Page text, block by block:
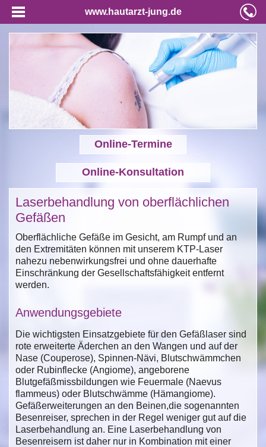
www.hautarzt-jung.de
Online-Termine
Online-Konsultation
Laserbehandlung von oberflächlichen
Gefäßen
Oberflächliche Gefäße im Gesicht, am Rumpf und an
den Extremitäten können mit unserem KTP-Laser
nahezu nebenwirkungsfrei und ohne dauerhafte
Einschränkung der Gesellschaftsfähigkeit entfernt
werden.
Anwendungsgebiete
Die wichtigsten Einsatzgebiete für den Gefäßlaser sind
rote erweiterte Äderchen an den Wangen und auf der
Nase (Couperose), Spinnen-Nävi, Blutschwämmchen
oder Rubinflecke (Angiome), angeborene
Blutgefäßmissbildungen wie Feuermale (Naevus
flammeus) oder Blutschwämme (Hämangiome).
Gefäßerweiterungen an den Beinen,die sogenannten
Besenreiser, sprechen in der Regel weniger gut auf die
Laserbehandlung an. Eine Laserbehandlung von
Besenreisern ist daher nur in Kombination mit einer